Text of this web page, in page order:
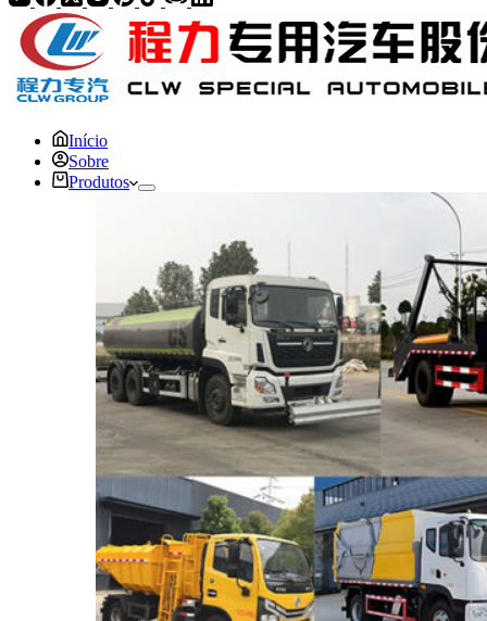
Início
Sobre
Produtos